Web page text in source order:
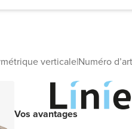
verticale|Numéro
Vos avantages